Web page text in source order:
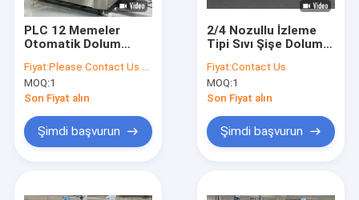
PLC 12 Memeler
Otomatik Dolum
Duş Jeli Losyon
Kapatma Etiketleme
Hattı
Fiyat:Please Contact Us for More Details
MOQ:1
Son Fiyat alın
Şimdi başvurun
2/4 Nozullu İzleme
Tipi Sıvı Şişe Dolum
Fiyat:Contact Us
MOQ:1
Son Fiyat alın
Şimdi başvurun